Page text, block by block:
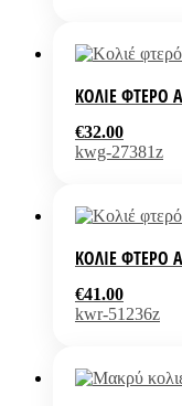
ΚΟΛΙΈ ΦΤΕΡΌ
€32.00
kwg-27381z
ΚΟΛΙΈ ΦΤΕΡΌ
€41.00
kwr-51236z